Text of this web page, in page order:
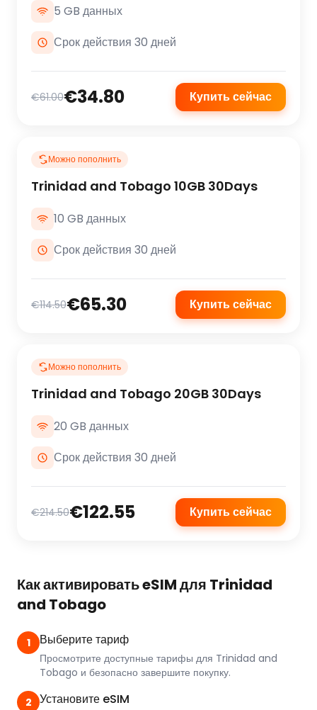
5 GB данных
Срок действия 30 дней
€61.00€34.80 Купить сейчас
Можно пополнить
Trinidad and Tobago 10GB 30Days
10 GB данных
Срок действия 30 дней
€114.50€65.30 Купить сейчас
Можно пополнить
Trinidad and Tobago 20GB 30Days
20 GB данных
Срок действия 30 дней
€214.50€122.55 Купить сейчас
Как активировать eSIM для Trinidad
and Tobago
1 Выберите тариф
Просмотрите доступные тарифы для Trinidad and
Tobago и безопасно завершите покупку.
2 Установите eSIM